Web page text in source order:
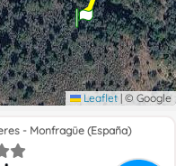
Leaflet | © Google
- Monfragüe (España)